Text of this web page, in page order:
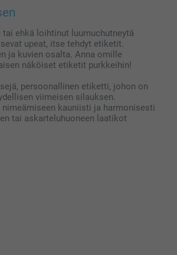
ehkä loihtinut luumuchutneytä
upeat, itse tehdyt etiketit.
ja kuvien osalta. Anna omille
näköiset etiketit purkkeihin!
persoonallinen etiketti, johon on
viimeisen silauksen.
kauniisti ja harmonisesti
tai askarteluhuoneen laatikot